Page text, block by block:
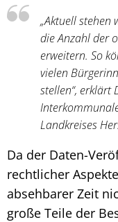
„Aktuell stehen
die Anzahl der
erweitern. So
vielen
stellen“, erklärt
Landkreises
Da der Daten-
rechtlicher
absehbarer Zeit
große Teile der